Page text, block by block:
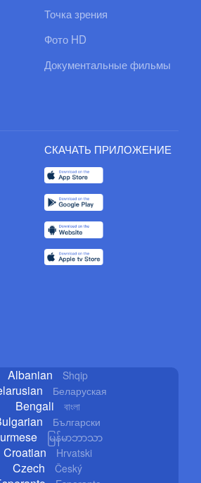
Точка зрения
Фото HD
Документальные фильмы
СКАЧАТЬ ПРИЛОЖЕНИЕ
Albanian Shqip
Беларуская
Bengali বাংলা
Български
မြန်မာဘာသာ
Croatian Hrvatski
Czech Český